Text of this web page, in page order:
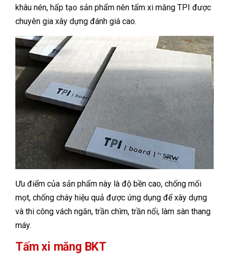
khâu nén, hấp tạo sản phẩm nên tấm xi măng TPI được
chuyên gia xây dựng đánh giá cao.
Ưu điểm của sản phẩm này là độ bền cao, chống mối
mọt, chống cháy hiệu quả được ứng dụng để xây dựng
và thi công vách ngăn, trần chìm, trần nổi, làm sàn thang
máy.
Tấm xi măng BKT